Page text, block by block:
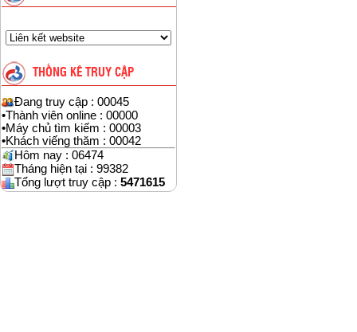
THỐNG KÊ TRUY CẬP
Đang truy cập : 00045
•Thành viên online : 00000
•Máy chủ tìm kiếm : 00003
•Khách viếng thăm : 00042
Hôm nay : 06474
Tháng hiện tại : 99382
Tổng lượt truy cập : 5471615